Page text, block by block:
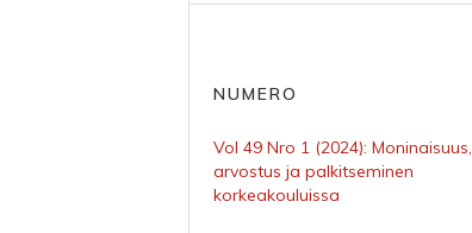
NUMERO
Vol 49 Nro 1 (2024): Moninaisuus,
arvostus ja palkitseminen
korkeakouluissa